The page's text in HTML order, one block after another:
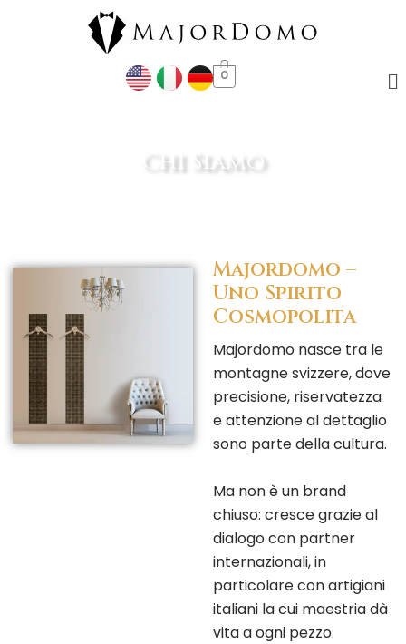
0
Chi Siamo
Majordomo –
Uno Spirito
Cosmopolita
Majordomo nasce tra le
montagne svizzere, dove
precisione, riservatezza
e attenzione al dettaglio
sono parte della cultura.
Ma non è un brand
chiuso: cresce grazie al
dialogo con partner
internazionali, in
particolare con artigiani
italiani la cui maestria dà
vita a ogni pezzo.